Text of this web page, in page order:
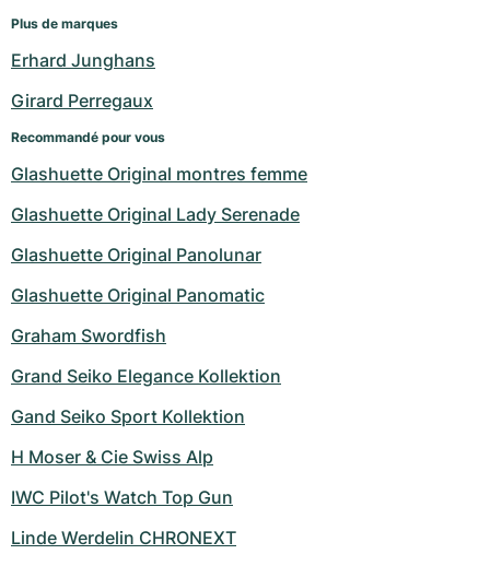
Plus de marques
Erhard Junghans
Girard Perregaux
Recommandé pour vous
Glashuette Original montres femme
Glashuette Original Lady Serenade
Glashuette Original Panolunar
Glashuette Original Panomatic
Graham Swordfish
Grand Seiko Elegance Kollektion
Gand Seiko Sport Kollektion
H Moser & Cie Swiss Alp
IWC Pilot's Watch Top Gun
Linde Werdelin CHRONEXT